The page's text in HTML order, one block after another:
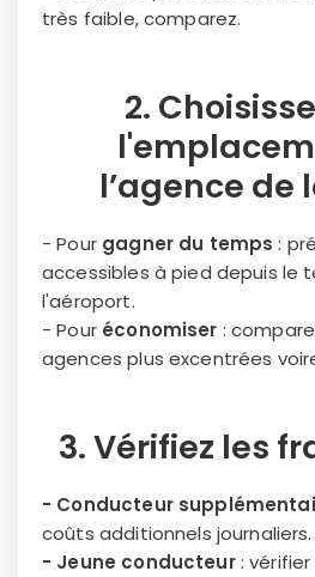
très faible, comparez.
2.
l'
l’agence de
- Pour gagner du temps :
accessibles à pied depuis le
l'aéroport.
- Pour économiser :
agences plus excentrées
3. Vérifiez les
- Conducteur
coûts additionnels journaliers.
- Jeune conducteur: